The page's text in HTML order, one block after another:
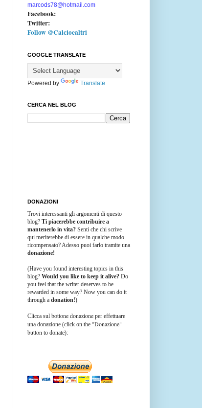
marcods78@hotmail.com
Facebook:
Twitter:
Follow @Calcioealtri
GOOGLE TRANSLATE
Powered by Translate
CERCA NEL BLOG
DONAZIONI
Trovi interessanti gli argomenti di questo
blog? Ti piacerebbe contribuire a
mantenerlo in vita? Senti che chi scrive
qui meriterebbe di essere in qualche modo
ricompensato? Adesso puoi farlo tramite una
donazione!
(Have you found interesting topics in this
blog? Would you like to keep it alive? Do
you feel that the writer deserves to be
rewarded in some way? Now you can do it
through a donation!)
Clicca sul bottone donazione per effettuare
una donazione (click on the "Donazione"
button to donate):